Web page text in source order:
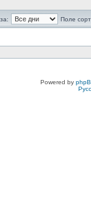
Поле
Powered by